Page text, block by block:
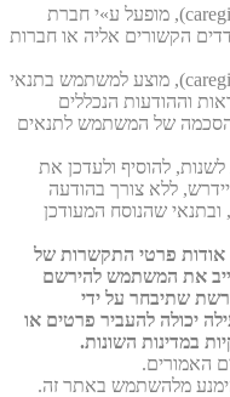
אתר 4 הורינו (caregivers4u, 4caregivers), מופעל ע»י חברת
הקשורים אליה או חברות
אתר 4 הורינו (caregivers4u, 4caregivers), מוצע למשתמש בתנאי
וההודעות הנכללים
הסכמה של המשתמש לתנאים
להוסיף ולעדכן את
ללא צורך בהודעה
שהנוסח המעודכן
אודות פרטי התקשרות של
את המשתמש להירשם
שתיבחר על ידי
יכולה להעביר פרטים או
במדינות השונות.
האמורים.
מלהשתמש באתר זה.